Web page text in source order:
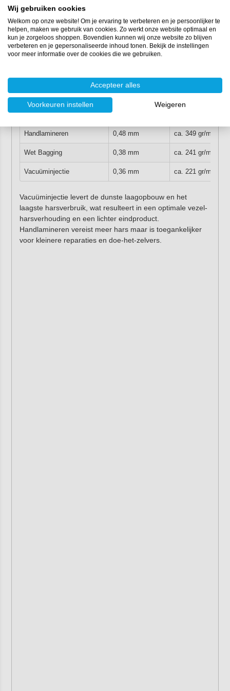
Eigenschappen
Gewicht:190 gr/m 2
Breedte:50 mm
Weefseltype:vierkant (plain weave)
Harsverbruik
Applicatiemethode
Handlamineren 0,48 mm ca. 349 gr/m
Wet Bagging 0,38 mm ca. 241 gr/m
Vacuüminjectie 0,36 mm ca. 221 gr/m
Vacuüminjectie levert de dunste laagopbouw en het
laagste harsverbruik, wat resulteert in een optimale vezel-
harsverhouding en een lichter eindproduct.
Handlamineren vereist meer hars maar is toegankelijker
voor kleinere reparaties en doe-het-zelvers.
Wij gebruiken cookies
Welkom op onze website! Om je ervaring te verbeteren en je persoonlijker te
helpen, maken we gebruik van cookies. Zo werkt onze website optimaal en
kun je zorgeloos shoppen. Bovendien kunnen wij onze website zo blijven
verbeteren en je gepersonaliseerde inhoud tonen. Bekijk de instellingen
voor meer informatie over de cookies die we gebruiken.
Accepteer alles
Voorkeuren instellen Weigeren